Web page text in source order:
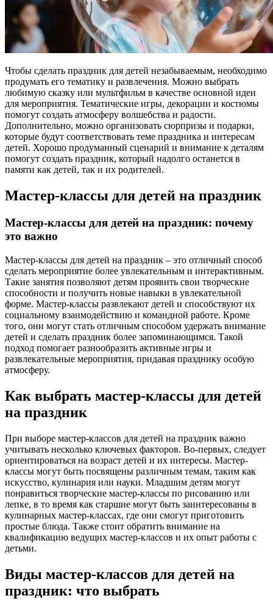
Чтобы сделать праздник для детей незабываемым, необходимо
продумать его тематику и развлечения. Можно выбрать
любимую сказку или мультфильм в качестве основной идеи
для мероприятия. Тематические игры, декорации и костюмы
помогут создать атмосферу волшебства и радости.
Дополнительно, можно организовать сюрпризы и подарки,
которые будут соответствовать теме праздника и интересам
детей. Хорошо продуманный сценарий и внимание к деталям
помогут создать праздник, который надолго останется в
памяти как детей, так и их родителей.
Мастер-классы для детей на праздник
Мастер-классы для детей на праздник: почему
это важно
Мастер-классы для детей на праздник – это отличный способ
сделать мероприятие более увлекательным и интерактивным.
Такие занятия позволяют детям проявить свои творческие
способности и получить новые навыки в увлекательной
форме. Мастер-классы развлекают детей и способствуют их
социальному взаимодействию и командной работе. Кроме
того, они могут стать отличным способом удержать внимание
детей и сделать праздник более запоминающимся. Такой
подход помогает разнообразить активные игры и
развлекательные мероприятия, придавая празднику особую
атмосферу.
Как выбрать мастер-классы для детей
на праздник
При выборе мастер-классов для детей на праздник важно
учитывать несколько ключевых факторов. Во-первых, следует
ориентироваться на возраст детей и их интересы. Мастер-
классы могут быть посвящены различным темам, таким как
искусство, кулинария или науки. Младшим детям могут
понравиться творческие мастер-классы по рисованию или
лепке, в то время как старшие могут быть заинтересованы в
кулинарных мастер-классах, где они смогут приготовить
простые блюда. Также стоит обратить внимание на
квалификацию ведущих мастер-классов и их опыт работы с
детьми.
Виды мастер-классов для детей на
праздник: что выбрать